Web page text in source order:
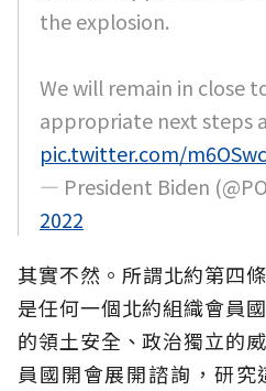
the explosion.
We will remain in close
appropriate next steps
pic.twitter.com/
— President Biden
2022
其實不然。所謂北約第四
是任何一個北約組織會員
的領土安全、政治獨立的
員國開會展開諮詢，研